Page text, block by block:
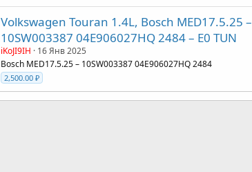
Volkswagen Touran 1.4L, Bosch MED17.5.25 –
10SW003387 04E906027HQ 2484 – E0 TUN
iKoJI9IH
16 Янв 2025
Bosch MED17.5.25 – 10SW003387 04E906027HQ 2484
2,500.00 ₽